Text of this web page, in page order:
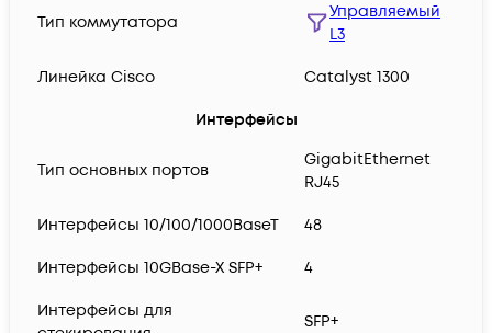
Тип коммутатора
Управляемый
L3
Линейка Cisco Catalyst 1300
Интерфейсы
Тип основных портов
GigabitEthernet
RJ45
Интерфейсы 10/100/1000BaseT 48
Интерфейсы 10GBase-X SFP+ 4
Интерфейсы для
SFP+